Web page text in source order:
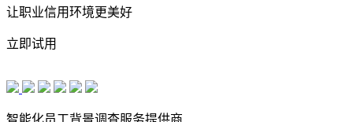
让职业信用环境更美好
立即试用
智能化员工背景调查服务提供商